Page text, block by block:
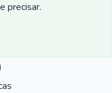
precisar.